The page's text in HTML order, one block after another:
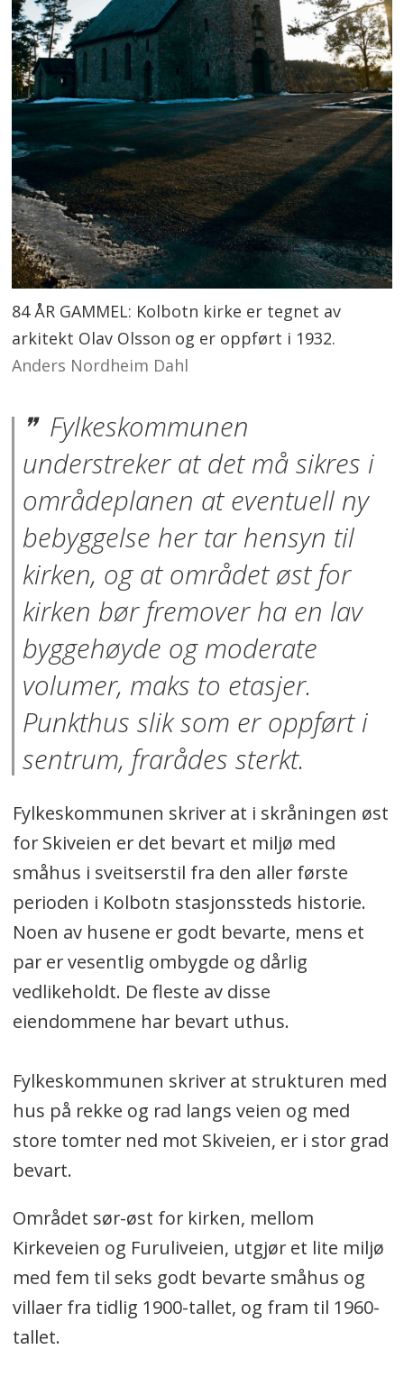
84 ÅR GAMMEL: Kolbotn kirke er tegnet av
arkitekt Olav Olsson og er oppført i 1932.
Anders Nordheim Dahl
Fylkeskommunen
understreker at det må sikres i
områdeplanen at eventuell ny
bebyggelse her tar hensyn til
kirken, og at området øst for
kirken bør fremover ha en lav
byggehøyde og moderate
volumer, maks to etasjer.
Punkthus slik som er oppført i
sentrum, frarådes sterkt.
Fylkeskommunen skriver at i skråningen øst
for Skiveien er det bevart et miljø med
småhus i sveitserstil fra den aller første
perioden i Kolbotn stasjonssteds historie.
Noen av husene er godt bevarte, mens et
par er vesentlig ombygde og dårlig
vedlikeholdt. De fleste av disse
eiendommene har bevart uthus.
Fylkeskommunen skriver at strukturen med
hus på rekke og rad langs veien og med
store tomter ned mot Skiveien, er i stor grad
bevart.
Området sør-øst for kirken, mellom
Kirkeveien og Furuliveien, utgjør et lite miljø
med fem til seks godt bevarte småhus og
villaer fra tidlig 1900-tallet, og fram til 1960-
tallet.